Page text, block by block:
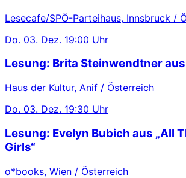
Lesecafe/SPÖ-Parteihaus, Innsbruck /
Do. 03. Dez. 19:00 Uhr
Lesung: Brita Steinwendtner aus
Haus der Kultur, Anif / Österreich
Do. 03. Dez. 19:30 Uhr
Lesung: Evelyn Bubich aus „All
Girls“
o*books, Wien / Österreich